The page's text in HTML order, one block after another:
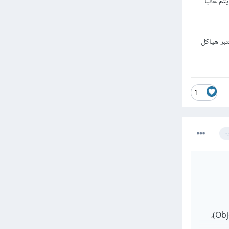
هياكل
1
إن الكائنات (Objects) تُستخدم الكائنات في البرمجة الكائنية التوجه (Object-Oriented Programming)،